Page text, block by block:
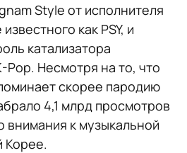
Style от исполнителя
как PSY, и
катализатора
Pop. Несмотря на то, что
скорее пародию
4,1 млрд просмотров
внимания к музыкальной
Корее.